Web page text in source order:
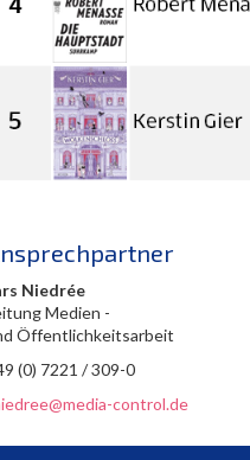
Niedrée
Medien -
Öffentlichkeitsarbeit
(0) 7221 / 309-0
control.de